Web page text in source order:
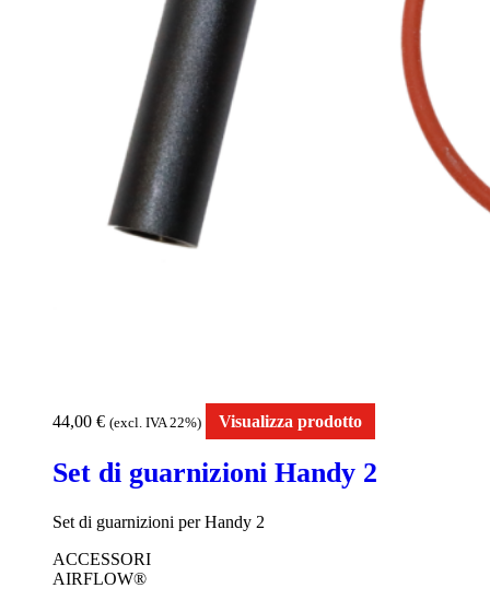
44,00 € (excl. IVA 22%) Visualizza prodotto
Set di guarnizioni Handy 2
Set di guarnizioni per Handy 2
ACCESSORI
AIRFLOW®